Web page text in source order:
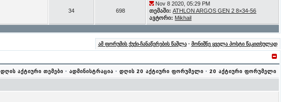
34 698
Nov 8 2020, 05:29 PM
თემაში: ATHLON ARGOS GEN 2 8×34-56
ავტორი: Mikhail
ამ ფორუმის ქუქი-ჩანაწერების წაშლა· მონიშნე ყველა პოსტი წაკითხულად
დღის აქტიური თემები ·ადმინისტრაცია ·დღის 20 აქტიური ფორუმელი ·20 აქტიური ფორუმელი